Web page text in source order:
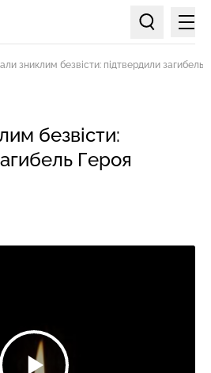
Пошук по
зниклим безвісти: підтвердили загибель
безвісти:
Героя